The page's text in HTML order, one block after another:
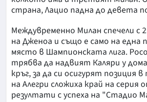
страна, Лацио падна до девета
Междувременно Милан спечели с
на Дженоа и също е само на една
място в Шампионската лига.
трябва да надвият Каляри у
кръг, за да си осигурят позиция
на Алегри сложиха край на
резултати с успеха на "Стадио